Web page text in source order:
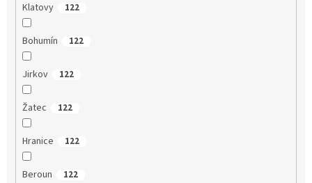
Klatovy 122
Bohumín 122
Jirkov 122
Žatec 122
Hranice 122
Beroun 122